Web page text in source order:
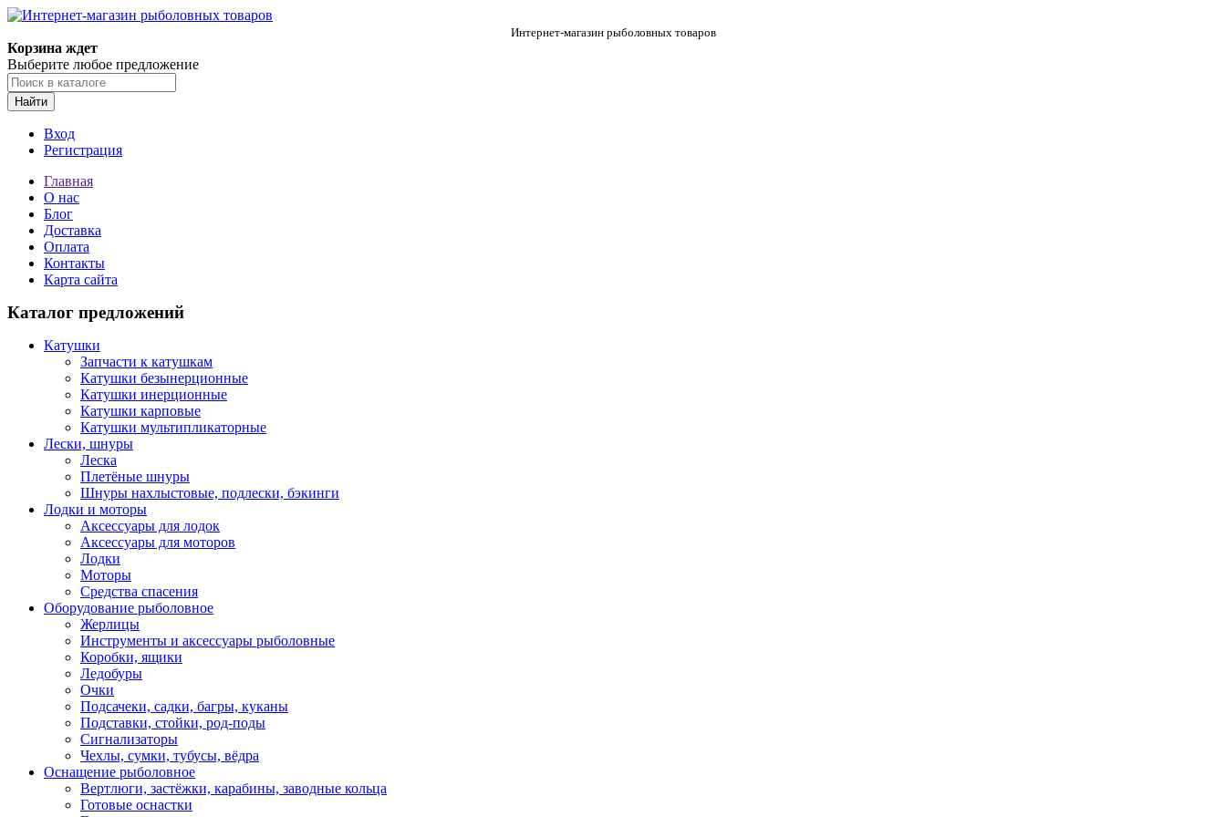
Интернет-магазин рыболовных товаров
Корзина ждет
Выберите любое предложение
Найти
Вход
Регистрация
Главная
О нас
Блог
Доставка
Оплата
Контакты
Карта сайта
Каталог предложений
Катушки
Запчасти к катушкам
Катушки безынерционные
Катушки инерционные
Катушки карповые
Катушки мультипликаторные
Лески, шнуры
Леска
Плетёные шнуры
Шнуры нахлыстовые, подлески, бэкинги
Лодки и моторы
Аксессуары для лодок
Аксессуары для моторов
Лодки
Моторы
Средства спасения
Оборудование рыболовное
Жерлицы
Инструменты и аксессуары рыболовные
Коробки, ящики
Ледобуры
Очки
Подсачеки, садки, багры, куканы
Подставки, стойки, род-поды
Сигнализаторы
Чехлы, сумки, тубусы, вёдра
Оснащение рыболовное
Вертлюги, застёжки, карабины, заводные кольца
Готовые оснастки